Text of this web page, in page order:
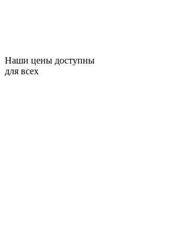
Наши цены доступны
для всех